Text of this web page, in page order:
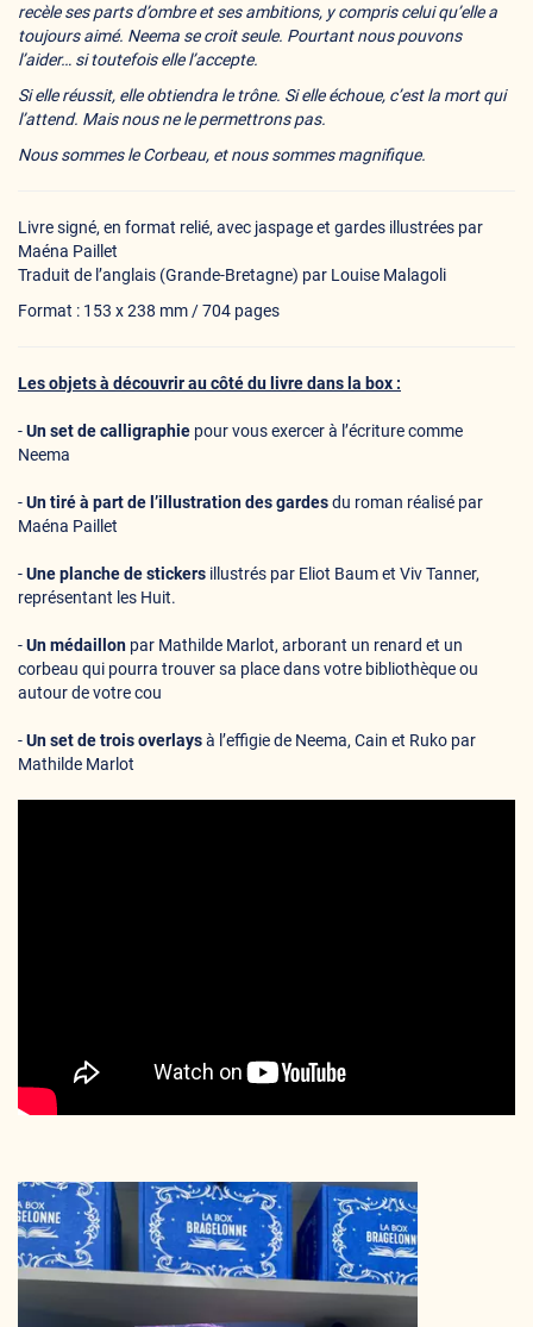
recèle ses parts d’ombre et ses ambitions, y compris celui qu’elle a
toujours aimé. Neema se croit seule. Pourtant nous pouvons
l’aider… si toutefois elle l’accepte.
Si elle réussit, elle obtiendra le trône. Si elle échoue, c’est la mort qui
l’attend. Mais nous ne le permettrons pas.
Nous sommes le Corbeau, et nous sommes magnifique.
Livre signé, en format relié, avec jaspage et gardes illustrées par
Maéna Paillet
Traduit de l’anglais (Grande-Bretagne) par Louise Malagoli
Format : 153 x 238 mm / 704 pages
Les objets à découvrir au côté du livre dans la box :
-Un set de calligraphie pour vous exercer à l’écriture comme
Neema
-Un tiré à part de l’illustration des gardesdu roman réalisé par
Maéna Paillet
-Une planche de stickers illustrés par Eliot Baum et Viv Tanner,
représentant les Huit.
-Un médaillon par Mathilde Marlot, arborant un renard et un
corbeau qui pourra trouver sa place dans votre bibliothèque ou
autour de votre cou
-Un set de trois overlaysà l’effigie de Neema, Cain et Ruko par
Mathilde Marlot